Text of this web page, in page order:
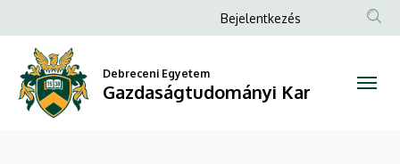
júniusi
záróvizsga
időszak
a
tartalomra
Anonim
menüje
Bejelentkezés
Debreceni Egyetem
Gazdaságtudományi Kar